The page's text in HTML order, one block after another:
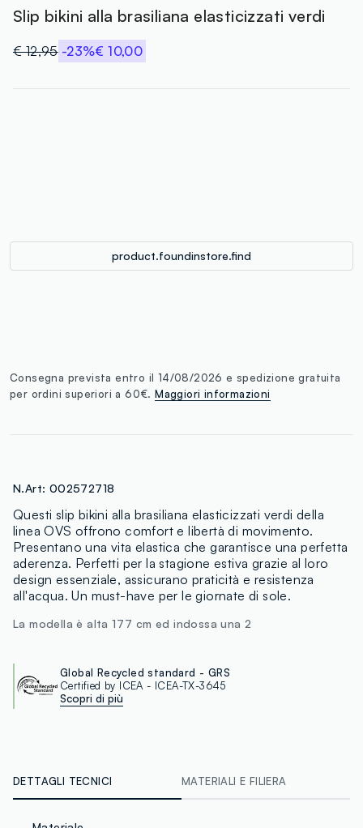
Slip bikini alla brasiliana elasticizzati verdi
€ 12,95 -23%€ 10,00
product.foundinstore.find
Consegna prevista entro il 14/08/2026 e spedizione gratuita
per ordini superiori a 60€.Maggiori informazioni
N.Art: 002572718
Questi slip bikini alla brasiliana elasticizzati verdi della
linea OVS offrono comfort e libertà di movimento.
Presentano una vita elastica che garantisce una perfetta
aderenza. Perfetti per la stagione estiva grazie al loro
design essenziale, assicurano praticità e resistenza
all'acqua. Un must-have per le giornate di sole.
La modella è alta 177 cm ed indossa una 2
Global Recycled standard - GRS
Certified by ICEA - ICEA-TX-3645
Scopri di più
DETTAGLI TECNICI MATERIALI E FILIERA